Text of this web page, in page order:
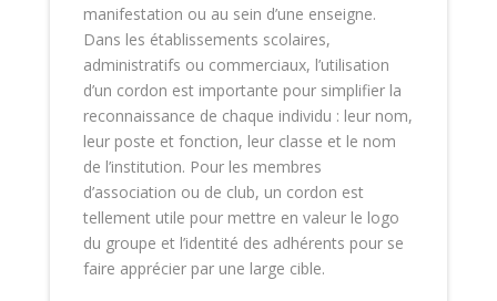
manifestation ou au sein d’une enseigne.
Dans les établissements scolaires,
administratifs ou commerciaux, l’utilisation
d’un cordon est importante pour simplifier la
reconnaissance de chaque individu : leur nom,
leur poste et fonction, leur classe et le nom
de l’institution. Pour les membres
d’association ou de club, un cordon est
tellement utile pour mettre en valeur le logo
du groupe et l’identité des adhérents pour se
faire apprécier par une large cible.